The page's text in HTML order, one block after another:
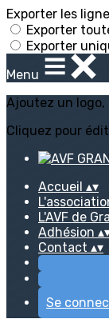
Exporter les
Exporter
Exporter
Menu
Ajoutez un logo,
Cliquez pour
Accueil ▴▾
L'AVF de
Adhésion ▴
Contact ▴▾
Se